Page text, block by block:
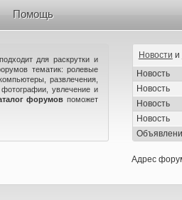
Помощь
для раскрутки и
тематик: ролевые
развлечения,
увлечение и
форумов поможет
Новости и
Новость
Новость
Новость
Новость
Адрес